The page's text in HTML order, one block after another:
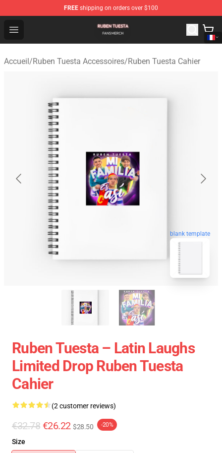
FREE shipping on orders over $100
Open menu
Ruben Tuesta Shop - Official Ruben Tuesta Merchandise
Accueil/Ruben Tuesta Accessoires/Ruben Tuesta Cahier
blank template
Ruben Tuesta – Latin Laughs
Limited Drop Ruben Tuesta
Cahier
(2 customer reviews)
€32.78 €26.22 $28.50 -20%
Size